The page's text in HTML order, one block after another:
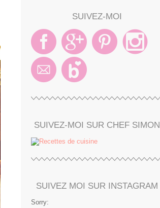
SUIVEZ-MOI
SUIVEZ-MOI SUR CHEF SIMON
SUIVEZ MOI SUR INSTAGRAM
Sorry: